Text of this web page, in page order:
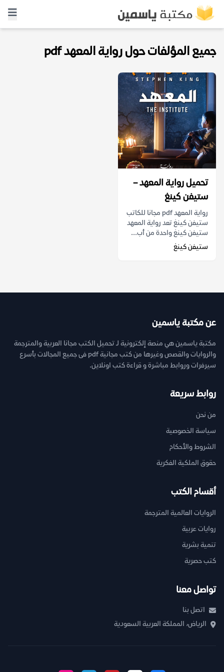
جميع المؤلفات حول رواية المعهد pdf
تحميل رواية المعهد –
ستيفن كينغ
رواية المعهد pdf مجانا للكاتب
ستيفن كينغ تعد رواية المعهد
ستيفن كينغ واحدة من أب...
ستيفن كينغ
عن مكتبة ياسمين
مكتبة ياسمين هي منصة إلكترونية لـ تحميل الكتب مجانا العربية والمترجمة
والروايات والقصص وغيرها من كتب مجانية pdf فى جميع المجالات بأسرع
سيرفرات وروابط مباشرة و قراءة كتب اونلاين.
روابط سريعة
من نحن
سياسة الخصوصية
الشروط والأحكام
حقوق الملكية الفكرية
أقسام الكتب
الروايات العالمية المترجمة
روايات عربية
تنمية بشرية
كتب حصرية
تواصل معنا
اتصل بنا
الرياض، المملكة العربية السعودية